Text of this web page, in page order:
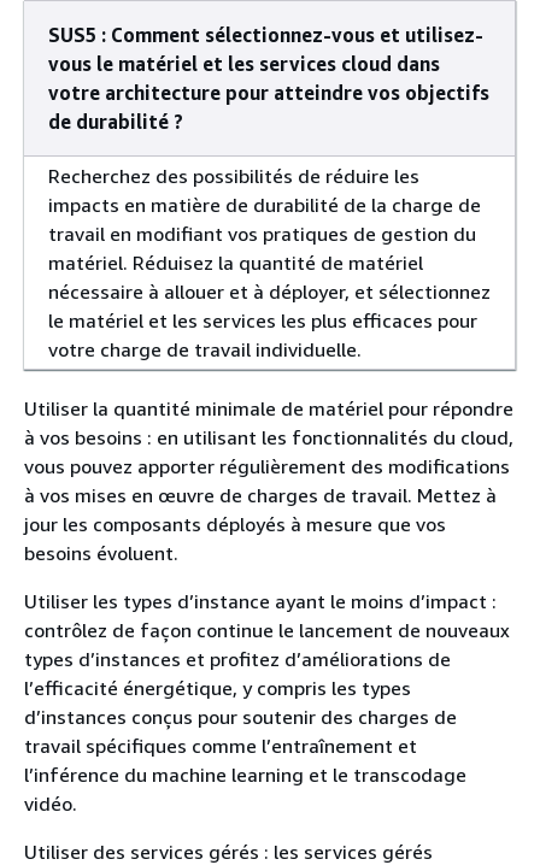
SUS5 : Comment sélectionnez-vous et utilisez-
vous le matériel et les services cloud dans
votre architecture pour atteindre vos objectifs
de durabilité ?
Recherchez des possibilités de réduire les
impacts en matière de durabilité de la charge de
travail en modifiant vos pratiques de gestion du
matériel. Réduisez la quantité de matériel
nécessaire à allouer et à déployer, et sélectionnez
le matériel et les services les plus efficaces pour
votre charge de travail individuelle.
Utiliser la quantité minimale de matériel pour répondre
à vos besoins : en utilisant les fonctionnalités du cloud,
vous pouvez apporter régulièrement des modifications
à vos mises en œuvre de charges de travail. Mettez à
jour les composants déployés à mesure que vos
besoins évoluent.
Utiliser les types d’instance ayant le moins d’impact :
contrôlez de façon continue le lancement de nouveaux
types d’instances et profitez d’améliorations de
l’efficacité énergétique, y compris les types
d’instances conçus pour soutenir des charges de
travail spécifiques comme l’entraînement et
l’inférence du machine learning et le transcodage
vidéo.
Utiliser des services gérés : les services gérés